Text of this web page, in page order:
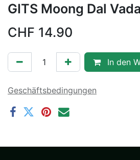
GITS Moong Dal
CHF 14.90
In den
Geschäftsbedingungen